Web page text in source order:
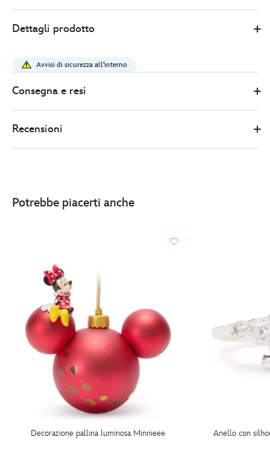
Store
22.00
huggie-
topolino-
443001275297.html
Dettagli prodotto
Avvisi di sicurezza all'interno
Consegna e resi
Recensioni
Potrebbe piacerti anche
Decorazione pallina luminosa Minnieee Anello con